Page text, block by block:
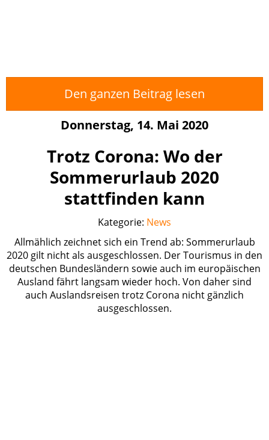
Den ganzen Beitrag lesen
Donnerstag, 14. Mai 2020
Trotz Corona: Wo der
Sommerurlaub 2020
stattfinden kann
Kategorie: News
Allmählich zeichnet sich ein Trend ab: Sommerurlaub
2020 gilt nicht als ausgeschlossen. Der Tourismus in den
deutschen Bundesländern sowie auch im europäischen
Ausland fährt langsam wieder hoch. Von daher sind
auch Auslandsreisen trotz Corona nicht gänzlich
ausgeschlossen.